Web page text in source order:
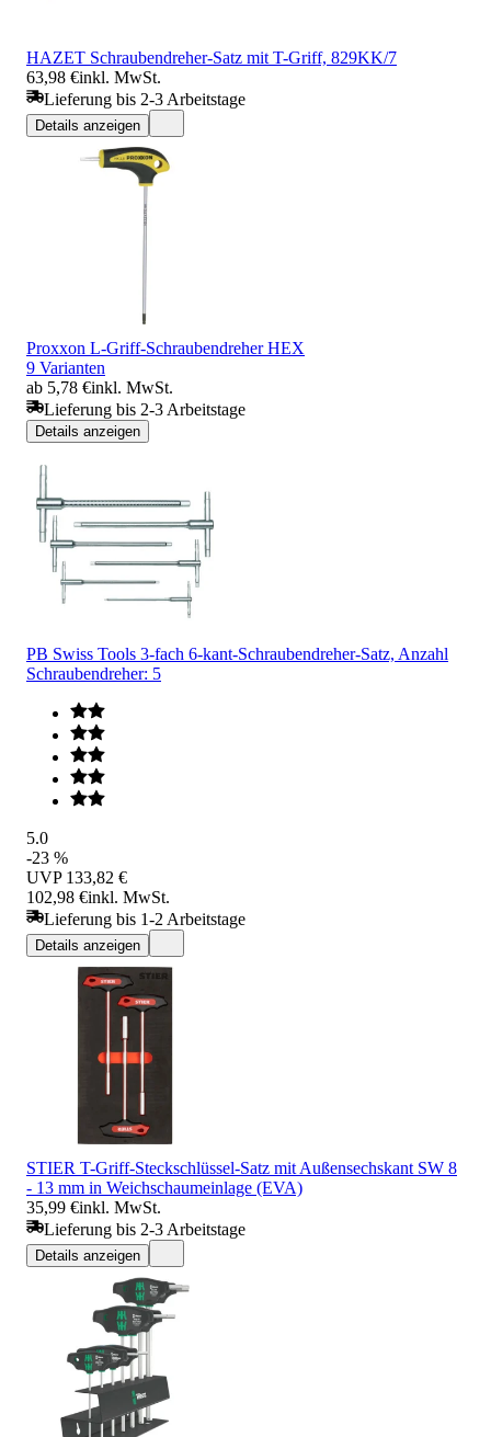
HAZET Schraubendreher-Satz mit T-Griff, 829KK/7
63,98 €inkl. MwSt.
Lieferung bis 2-3 Arbeitstage
Details anzeigen
Proxxon L-Griff-Schraubendreher HEX
9 Varianten
ab 5,78 €inkl. MwSt.
Lieferung bis 2-3 Arbeitstage
Details anzeigen
PB Swiss Tools 3-fach 6-kant-Schraubendreher-Satz, Anzahl
Schraubendreher: 5
5.0
-23 %
UVP 133,82 €
102,98 €inkl. MwSt.
Lieferung bis 1-2 Arbeitstage
Details anzeigen
STIER T-Griff-Steckschlüssel-Satz mit Außensechskant SW 8
- 13 mm in Weichschaumeinlage (EVA)
35,99 €inkl. MwSt.
Lieferung bis 2-3 Arbeitstage
Details anzeigen